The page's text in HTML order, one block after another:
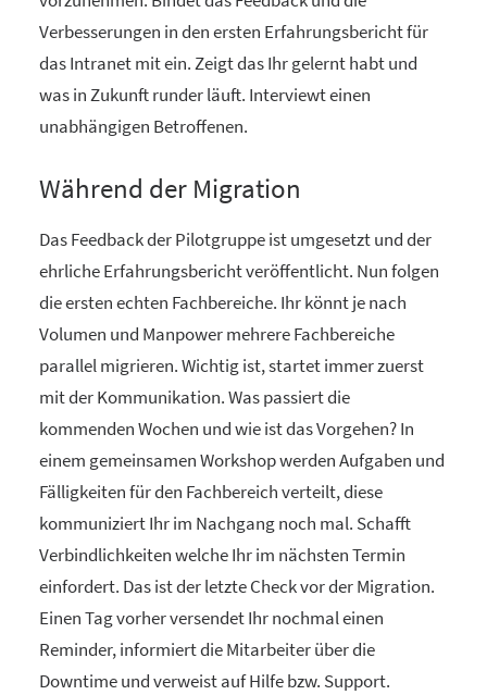
Verbesserungen in den ersten Erfahrungsbericht für
das Intranet mit ein. Zeigt das Ihr gelernt habt und
was in Zukunft runder läuft. Interviewt einen
unabhängigen Betroffenen.
Während der Migration
Das Feedback der Pilotgruppe ist umgesetzt und der
ehrliche Erfahrungsbericht veröffentlicht. Nun folgen
die ersten echten Fachbereiche. Ihr könnt je nach
Volumen und Manpower mehrere Fachbereiche
parallel migrieren. Wichtig ist, startet immer zuerst
mit der Kommunikation. Was passiert die
kommenden Wochen und wie ist das Vorgehen? In
einem gemeinsamen Workshop werden Aufgaben und
Fälligkeiten für den Fachbereich verteilt, diese
kommuniziert Ihr im Nachgang noch mal. Schafft
Verbindlichkeiten welche Ihr im nächsten Termin
einfordert. Das ist der letzte Check vor der Migration.
Einen Tag vorher versendet Ihr nochmal einen
Reminder, informiert die Mitarbeiter über die
Downtime und verweist auf Hilfe bzw. Support.